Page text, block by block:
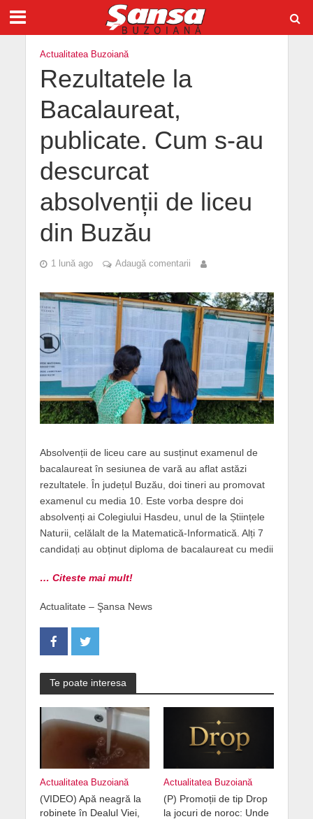
Actualitatea Buzoiană
Rezultatele la
Bacalaureat,
publicate. Cum s-au
descurcat
absolvenții de liceu
din Buzău
1 lună ago Adaugă comentarii
Absolvenții de liceu care au susținut examenul de
bacalaureat în sesiunea de vară au aflat astăzi
rezultatele. În județul Buzău, doi tineri au promovat
examenul cu media 10. Este vorba despre doi
absolvenți ai Colegiului Hasdeu, unul de la Științele
Naturii, celălalt de la Matematică-Informatică. Alți 7
candidați au obținut diploma de bacalaureat cu medii
… Citeste mai mult!
Actualitate – Şansa News
Te poate interesa
Actualitatea Buzoiană
(VIDEO) Apă neagră la
robinete în Dealul Viei,
Actualitatea Buzoiană
(P) Promoții de tip Drop
la jocuri de noroc: Unde